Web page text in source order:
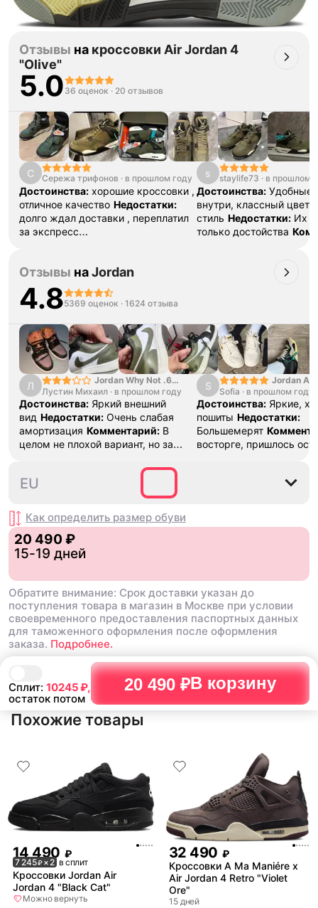
Сплит: 10245₽,
остаток потом
20 490 ₽В корзину
Отзывы на кроссовки Air Jordan 4
"Olive"
5.0 36 оценок · 20 отзывов
С Сережа трифонов · в прошлом году
Достоинства: хорошие кроссовки ,
отличное качество Недостатки:
долго ждал доставки , переплатил
за экспресс
хорошем впечатлении
s staylife73 · в прошлом
Достоинства: Удобные,
внутри, классный цвет,
стиль Недостатки: Их
только достойства
самое то, ждет, пока
Отзывы наJordan
4.85369 оценок · 1624 отзыва
Л
Jordan Why Not .6
"Bright Crimson" PF
Лустин Михаил · в прошлом году
Достоинства: Яркий внешний
вид Недостатки: Очень слабая
амортизация Комментарий: В
целом не плохой вариант, но за
множество других более хороших
баскетбольных кроссовок
S
Jordan Air
SE "Turf
Sofia · в прошлом году
Достоинства: Яркие,
пошиты Недостатки:
Большемерят
восторге, пришлось
42.5
EU
Как определить размер обуви
20 490 ₽
15-19 дней
Обратите внимание: Срок доставки указан до
поступления товара в магазин в Москве при условии
своевременного предоставления паспортных данных
для таможенного оформления после оформления
заказа. Подробнее.
Похожие товары
14 490 ₽
7 245₽× 2 в сплит
Кроссовки Jordan Air
Jordan 4 "Black Cat"
Можно вернуть
32 490 ₽
Кроссовки A Ma Maniére x
Air Jordan 4 Retro "Violet
Ore"
15 дней